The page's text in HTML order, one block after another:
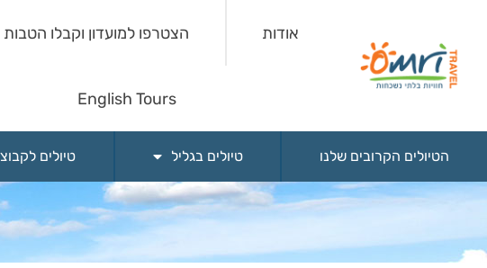
אודות הצטרפו למועדון וקבלו הטבות
English Tours
הטיולים הקרובים שלנו טיולים בגליל טיולים